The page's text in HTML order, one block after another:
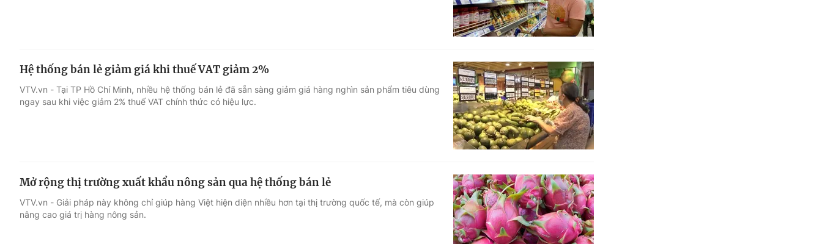
Hệ thống bán lẻ giảm giá khi thuế VAT giảm 2%
VTV.vn - Tại TP Hồ Chí Minh, nhiều hệ thống bán lẻ đã sẵn sàng giảm giá hàng nghìn sản phẩm tiêu dùng
ngay sau khi việc giảm 2% thuế VAT chính thức có hiệu lực.
Mở rộng thị trường xuất khẩu nông sản qua hệ thống bán lẻ
VTV.vn - Giải pháp này không chỉ giúp hàng Việt hiện diện nhiều hơn tại thị trường quốc tế, mà còn giúp
nâng cao giá trị hàng nông sản.